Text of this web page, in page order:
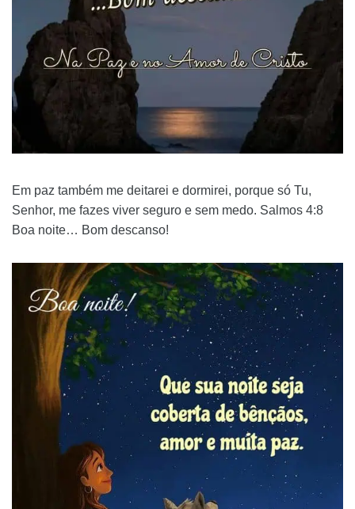
Em paz também me deitarei e dormirei, porque só Tu,
Senhor, me fazes viver seguro e sem medo. Salmos 4:8
Boa noite… Bom descanso!